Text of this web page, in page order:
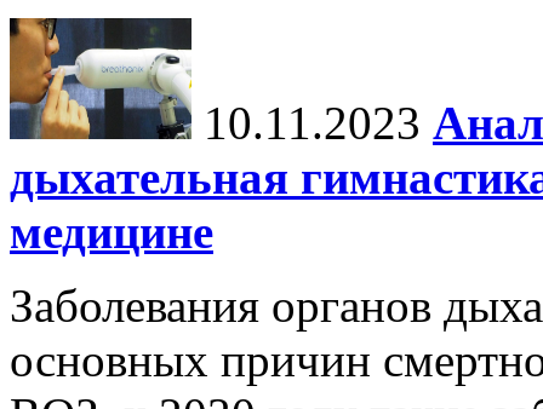
10.11.2023
дыхательная
медицине
Заболевания органов
основных причин